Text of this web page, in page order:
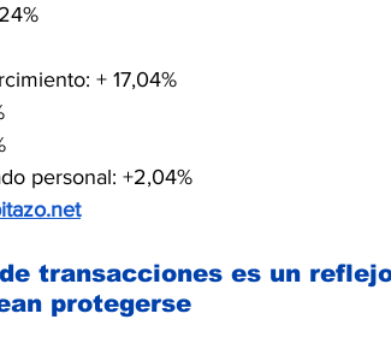
+ 17,04%
personal: +2,04%
transacciones es un
protegerse